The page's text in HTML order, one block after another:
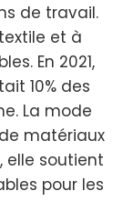
de travail.
et à
En 2021,
10% des
La mode
matériaux
elle soutient
pour les